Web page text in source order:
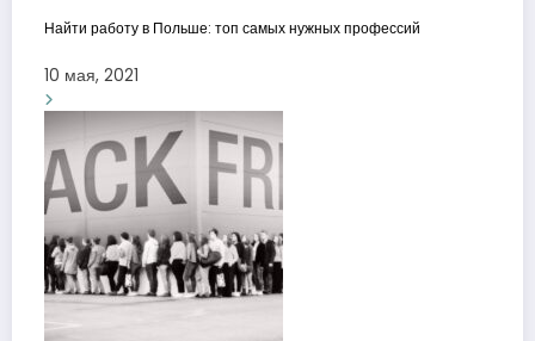
Найти работу в Польше: топ самых нужных профессий
10 мая, 2021